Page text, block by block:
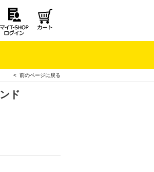
< 前のページに戻る
ド